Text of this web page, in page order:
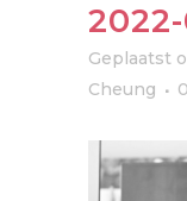
Geplaatst
Cheung